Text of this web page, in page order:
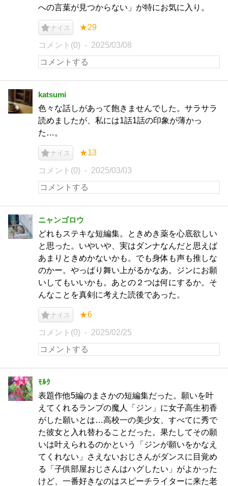
への言葉が見つからない」が特にお気に入り。
ナイス ★29
コメント(0) 2025/03/08
katsumi
色々な話しがあって飽きませんでした。サラサラ
読めましたが、私には1話1話の印象が薄かっ
た…。
ナイス ★13
コメント(0) 2025/03/03
ニャンゴロウ
どれもステキな短編集。ときめき薬を心底欲しい
と思った。いやいや、実はダンナなんだと思えば
あまりときめかないかも。でも身体も声も推しな
のかー。やっぱり舞い上がるかなあ。ジンにお願
いしてもいいかも。あとの２つは何にするか。そ
んなことを真剣に考えた読後であった。
ナイス ★6
コメント(0) 2025/02/25
ﾓﾙｸ
表題作他5編のまさかの短編集だった。願いを叶
えてくれるランプの魔人「ジン」に女子高生初香
がした願いとは…高校一の美少女、すべてに秀で
た彼女と入れ替わることだった。果たしてその願
いは叶えられるのかという「ジンが願いをかなえ
てくれない」さえないおじさんがダンスに目覚め
る「子供部屋おじさんはハグしたい」がよかった
けど、一番好きなのはスピーチライターに来た老